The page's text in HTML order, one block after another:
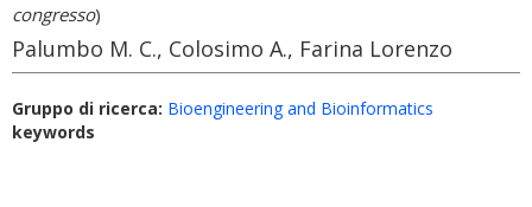
congresso)
Palumbo M. C., Colosimo A., Farina Lorenzo
Gruppo di ricerca: Bioengineering and Bioinformatics
keywords